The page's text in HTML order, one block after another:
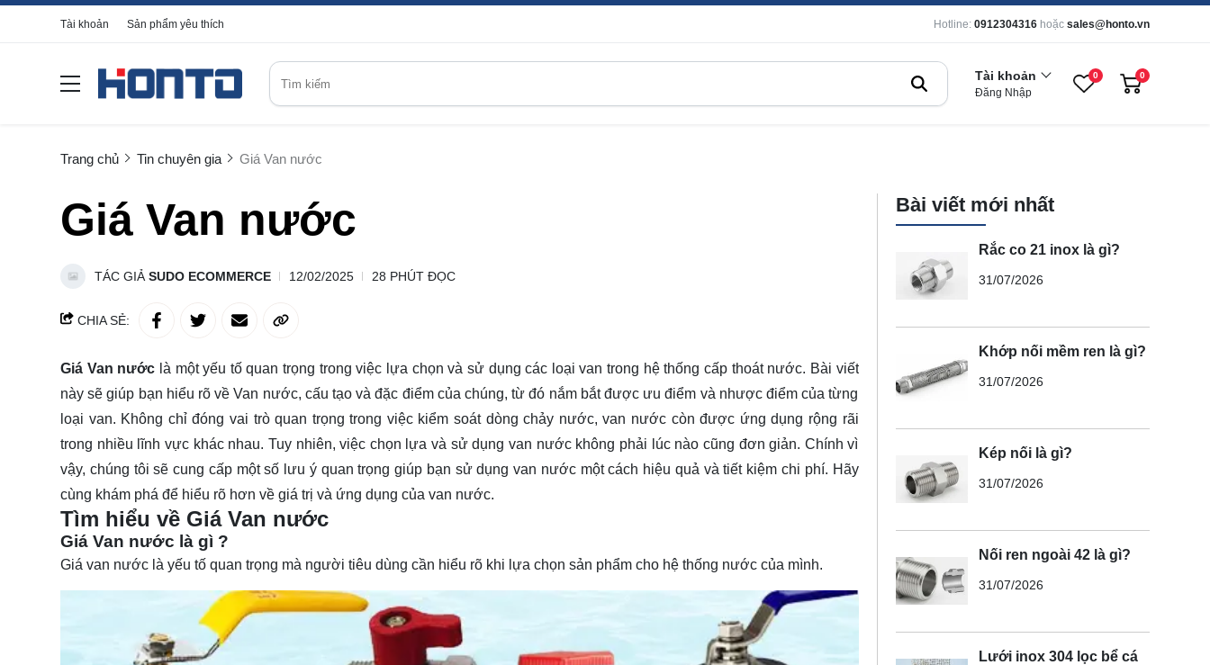
Tài khoản Sản phẩm yêu thích Hotline: 0912304316 hoặc sales@honto.vn
Tài khoản
Đăng Nhập
0 0
Trang chủ Tin chuyên gia Giá Van nước
Giá Van nước
TÁC GIẢ SUDO ECOMMERCE 12/02/2025 28 PHÚT ĐỌC
CHIA SẺ:
Giá Van nước là một yếu tố quan trọng trong việc lựa chọn và sử dụng các loại van trong hệ thống cấp thoát nước. Bài viết
này sẽ giúp bạn hiểu rõ về Van nước, cấu tạo và đặc điểm của chúng, từ đó nắm bắt được ưu điểm và nhược điểm của từng
loại van. Không chỉ đóng vai trò quan trọng trong việc kiểm soát dòng chảy nước, van nước còn được ứng dụng rộng rãi
trong nhiều lĩnh vực khác nhau. Tuy nhiên, việc chọn lựa và sử dụng van nước không phải lúc nào cũng đơn giản. Chính vì
vậy, chúng tôi sẽ cung cấp một số lưu ý quan trọng giúp bạn sử dụng van nước một cách hiệu quả và tiết kiệm chi phí. Hãy
cùng khám phá để hiểu rõ hơn về giá trị và ứng dụng của van nước.
Tìm hiểu về Giá Van nước
Giá Van nước là gì ?
Giá van nước là yếu tố quan trọng mà người tiêu dùng cần hiểu rõ khi lựa chọn sản phẩm cho hệ thống nước của mình.
Bài viết mới nhất
Rắc co 21 inox là gì?
31/07/2026
Khớp nối mềm ren là gì?
31/07/2026
Kép nối là gì?
31/07/2026
Nối ren ngoài 42 là gì?
31/07/2026
Lưới inox 304 lọc bể cá